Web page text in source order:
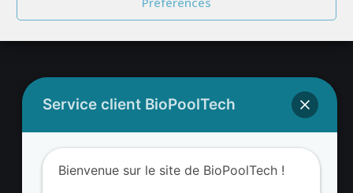
Adresse BioValue BioPoolTech
Avenue Louis Philibert
13290 Aix-en-Provence – France
Service client BioPoolTech
Bienvenue sur le site de BioPoolTech !